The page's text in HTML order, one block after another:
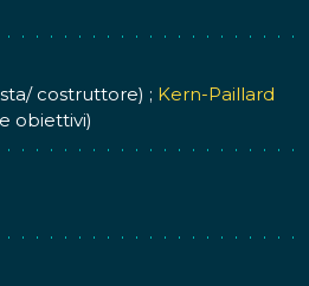
costruttore) ; Kern-Paillard
obiettivi)